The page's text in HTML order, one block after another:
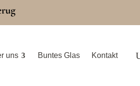
uns Buntes Glas Kontakt